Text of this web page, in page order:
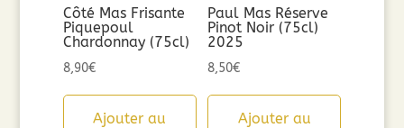
Côté Mas Frisante
Piquepoul
Chardonnay (75cl)
8,90€
Ajouter au
Paul Mas Réserve
Pinot Noir (75cl)
2025
8,50€
Ajouter au